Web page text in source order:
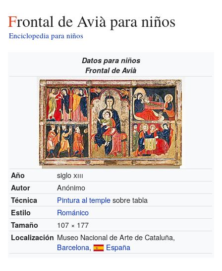
Frontal de Avià para niños
Enciclopedia para niños
Datos para niños
Frontal de Avià
Año sigloxiii
Autor Anónimo
Técnica Pintura al templesobre tabla
Estilo Románico
Tamaño 107 × 177
Localización Museo Nacional de Arte de Cataluña,
Barcelona, España